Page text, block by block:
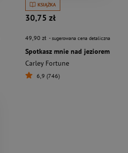
KSIĄŻKA
30,75 zł
49,90 zł - sugerowana cena detaliczna
Spotkasz mnie nad jeziorem
Carley Fortune
6,9 (746)